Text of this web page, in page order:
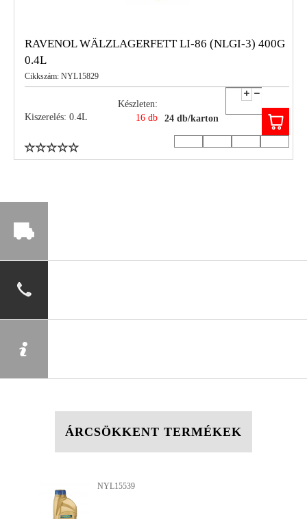
ÁRCSÖKKENT TERMÉKEK
NYL15539
RAVENOL WÄLZLAGERFETT LI-86 (NLGI-3) 400G
0.4L
Cikkszám: NYL15829
Kiszerelés: 0.4L
Készleten:
16 db
24 db/karton